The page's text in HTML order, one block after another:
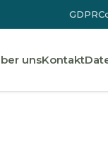
GDPR
unsKontakt